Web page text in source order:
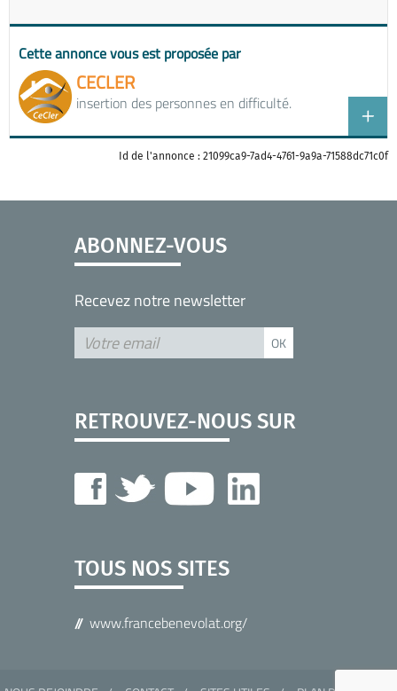
Cette annonce vous est proposée par
CECLER
insertion des personnes en difficulté.
Id de l'annonce : 21099ca9-7ad4-4761-9a9a-71588dc71c0f
ABONNEZ-VOUS
Recevez notre newsletter
RETROUVEZ-NOUS SUR
TOUS NOS SITES
www.francebenevolat.org/